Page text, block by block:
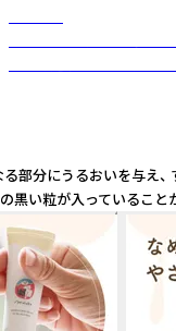
にうるおい
入っているこ